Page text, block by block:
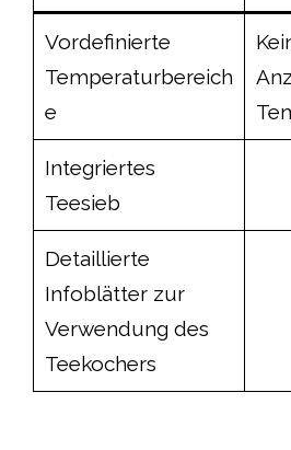
Vordefinierte
Temperaturbereich
e
Integriertes
Teesieb
Detaillierte
Infoblätter zur
Verwendung des
Teekochers